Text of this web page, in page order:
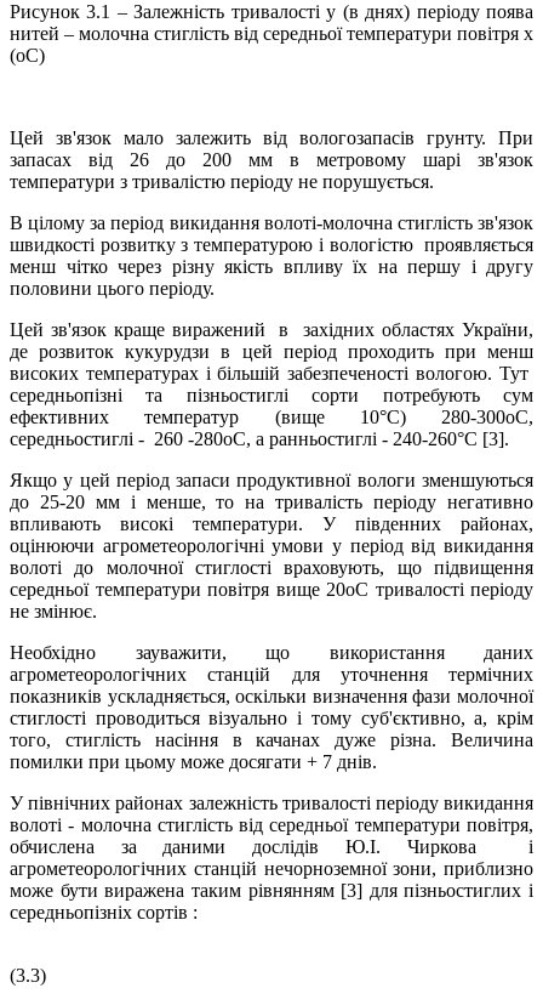
Рисунок 3.1 – Залежність тривалості y (в днях) періоду поява
нитей – молочна стиглість від середньої температури повітря х
(оС)
Цей зв'язок мало залежить від вологозапасів грунту. При
запасах від 26 до 200 мм в метровому шарі зв'язок
температури з тривалістю періоду не порушується.
В цілому за період викидання волоті-молочна стиглість зв'язок
швидкості розвитку з температурою і вологістю проявляється
менш чітко через різну якість впливу їх на першу і другу
половини цього періоду.
Цей зв'язок краще виражений в західних областях України,
де розвиток кукурудзи в цей період проходить при менш
високих температурах і більшій забезпеченості вологою. Тут
середньопізні та пізньостиглі сорти потребують сум
ефективних температур (вище 10°С) 280-300оС,
середньостиглі - 260 -280оС, а ранньостиглі - 240-260°С [3].
Якщо у цей період запаси продуктивної вологи зменшуються
до 25-20 мм і менше, то на тривалість періоду негативно
впливають високі температури. У південних районах,
оцінюючи агрометеорологічні умови у період від викидання
волоті до молочної стиглості враховують, що підвищення
середньої температури повітря вище 20оС тривалості періоду
не змінює.
Необхідно зауважити, що використання даних
агрометеорологічних станцій для уточнення термічних
показників ускладняється, оскільки визначення фази молочної
стиглості проводиться візуально і тому суб'єктивно, а, крім
того, стиглість насіння в качанах дуже різна. Величина
помилки при цьому може досягати + 7 днів.
У північних районах залежність тривалості періоду викидання
волоті - молочна стиглість від середньої температури повітря,
обчислена за даними дослідів Ю.І. Чиркова і
агрометеорологічних станцій нечорноземної зони, приблизно
може бути виражена таким рівнянням [3] для пізньостиглих і
середньопізніх сортів :
(3.3)